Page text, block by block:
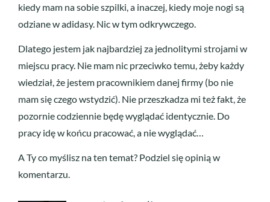
kiedy mam na sobie szpilki, a inaczej, kiedy moje nogi są
odziane w adidasy. Nic w tym odkrywczego.
Dlatego jestem jak najbardziej za jednolitymi strojami w
miejscu pracy. Nie mam nic przeciwko temu, żeby każdy
wiedział, że jestem pracownikiem danej firmy (bo nie
mam się czego wstydzić). Nie przeszkadza mi też fakt, że
pozornie codziennie będę wyglądać identycznie. Do
pracy idę w końcu pracować, a nie wyglądać…
A Ty co myślisz na ten temat? Podziel się opinią w
komentarzu.